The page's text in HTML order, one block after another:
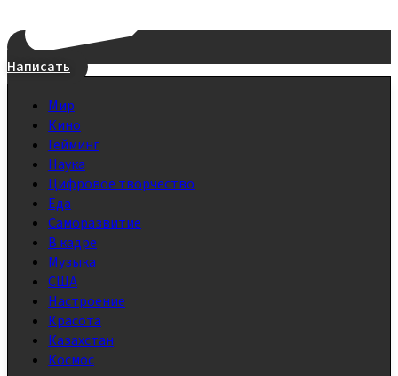
Написать
Мир
Кино
Гейминг
Наука
Цифровое творчество
Еда
Саморазвитие
В кадре
Музыка
США
Настроение
Красота
Казахстан
Космос